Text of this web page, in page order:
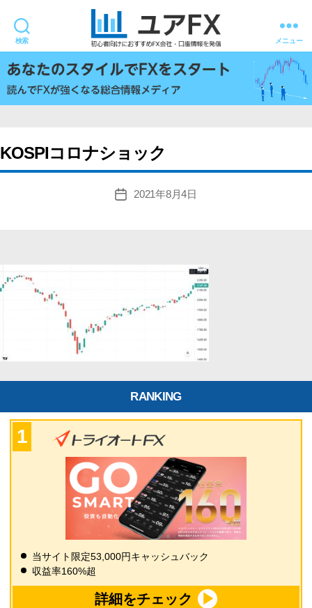
検索
ユ
ア
FX
メニュー
KOSPIコロナショック
投
2021年8月4日
RANKING
当サイト限定53,000円キャッシュバック
収益率160%超
詳細をチェック